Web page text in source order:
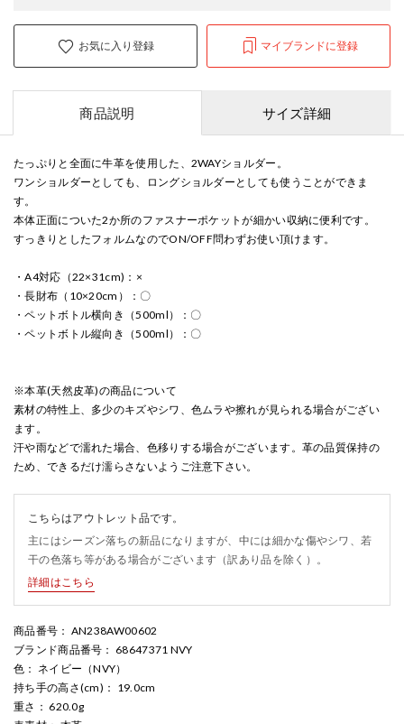
お気に入り登録 マイブランドに登録
商品説明 サイズ詳細
たっぷりと全面に牛革を使用した、2WAYショルダー。
ワンショルダーとしても、ロングショルダーとしても使うことができま
す。
本体正面についた2か所のファスナーポケットが細かい収納に便利です。
すっきりとしたフォルムなのでON/OFF問わずお使い頂けます。
・A4対応（22×31cm)：×
・長財布（10×20cm）：〇
・ペットボトル横向き（500ml）：〇
・ペットボトル縦向き（500ml）：〇
※本革(天然皮革)の商品について
素材の特性上、多少のキズやシワ、色ムラや擦れが見られる場合がござい
ます。
汗や雨などで濡れた場合、色移りする場合がございます。革の品質保持の
ため、できるだけ濡らさないようご注意下さい。
こちらはアウトレット品です。
主にはシーズン落ちの新品になりますが、中には細かな傷やシワ、若
干の色落ち等がある場合がございます（訳あり品を除く）。
詳細はこちら
商品番号 ： AN238AW00602
ブランド商品番号 ： 68647371 NVY
色 ： ネイビー（NVY）
持ち手の高さ(cm) ： 19.0cm
重さ ： 620.0g